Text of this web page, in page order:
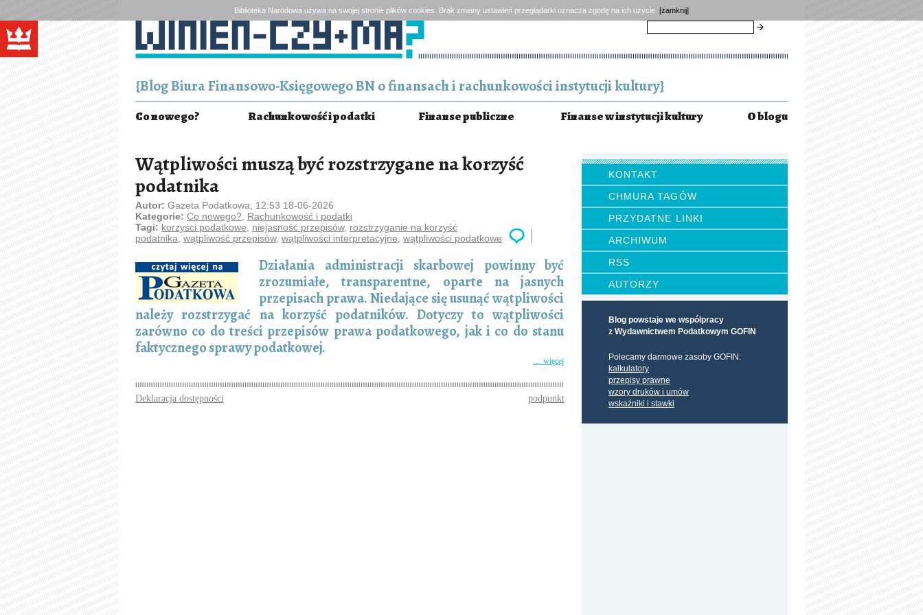
Biblioteka Narodowa używa na swojej stronie plików cookies. Brak zmiany ustawień przeglądarki oznacza zgodę na ich użycie. [zamknij]
{Blog Biura Finansowo-Księgowego BN o finansach i rachunkowości instytucji kultury}
Co nowego? Rachunkowość i podatki Finanse publiczne Finanse w instytucji kultury O blogu
KONTAKT
CHMURA TAGÓW
PRZYDATNE LINKI
ARCHIWUM
RSS
AUTORZY
Blog powstaje we współpracy
z Wydawnictwem Podatkowym GOFIN
Polecamy darmowe zasoby GOFIN:
kalkulatory
przepisy prawne
wzory druków i umów
wskaźniki i stawki
Wątpliwości muszą być rozstrzygane na korzyść
podatnika
Autor: Gazeta Podatkowa, 12:53 18-06-2026
Kategorie: Co nowego? Rachunkowość i podatki
Tagi: korzyści podatkowe niejasność przepisów, rozstrzyganie na korzyść
podatnika wątpliwość przepisów, wątpliwości interpretacyjne wątpliwości podatkowe
Działania administracji skarbowej powinny być
zrozumiałe, transparentne, oparte na jasnych
przepisach prawa. Niedające się usunąć wątpliwości
należy rozstrzygać na korzyść podatników. Dotyczy to wątpliwości
zarówno co do treści przepisów prawa podatkowego, jak i co do stanu
faktycznego sprawy podatkowej.
… więcej
Deklaracja dostępności podpunkt